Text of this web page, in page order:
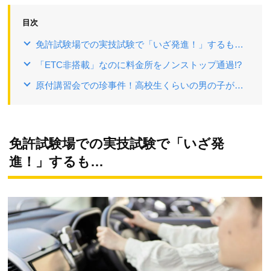
目次
免許試験場での実技試験で「いざ発進！」するも…
「ETC非搭載」なのに料金所をノンストップ通過!?
原付講習会での珍事件！高校生くらいの男の子が…
免許試験場での実技試験で「いざ発
進！」するも…